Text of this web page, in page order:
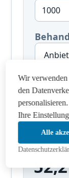
Faire
Wir
den
Ihre
Alle